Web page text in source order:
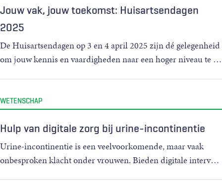
Jouw vak, jouw toekomst: Huisartsendagen
2025
De Huisartsendagen op 3 en 4 april 2025 zijn dé gelegenheid
om jouw kennis en vaardigheden naar een hoger niveau te …
WETENSCHAP
Hulp van digitale zorg bij urine-incontinentie
Urine-incontinentie is een veelvoorkomende, maar vaak
onbesproken klacht onder vrouwen. Bieden digitale interv…